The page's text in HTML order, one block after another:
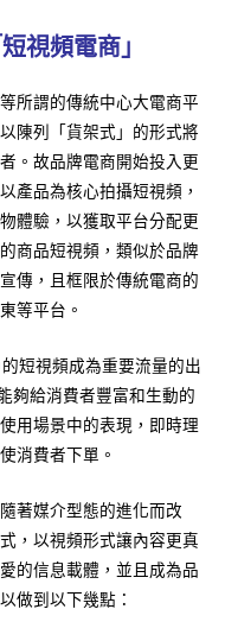
視頻電商」
所謂的傳統中心大電商平
陳列「貨架式」的形式將
。故品牌電商開始投入更
產品為核心拍攝短視頻，
體驗，以獲取平台分配更
商品短視頻，類似於品牌
傳，且框限於傳統電商的
等平台。
短視頻成為重要流量的出
夠給消費者豐富和生動的
用場景中的表現，即時理
消費者下單。
著媒介型態的進化而改
，以視頻形式讓內容更真
的信息載體，並且成為品
做到以下幾點：